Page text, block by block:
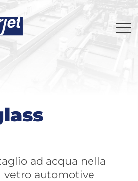
ad acqua nella
vetro automotive